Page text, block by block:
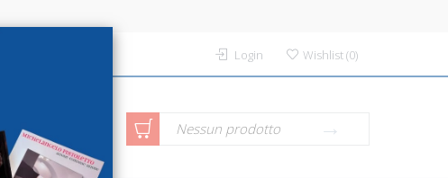
Login Wishlist(0)
Ricerca avanzata Nessun prodotto